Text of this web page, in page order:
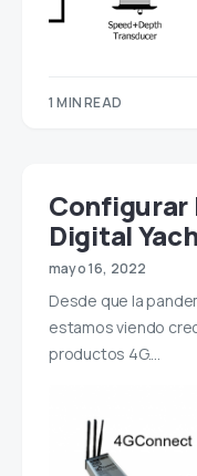
1 MIN READ
Configurar
Digital
mayo 16, 2022
Desde que la
estamos viendo
productos 4G.…